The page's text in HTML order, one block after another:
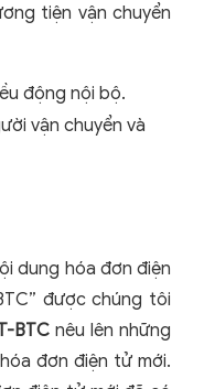
tiện vận chuyển
động nội bộ.
vận chuyển và
dung hóa đơn điện
được chúng tôi
BTC nêu lên những
đơn điện tử mới.